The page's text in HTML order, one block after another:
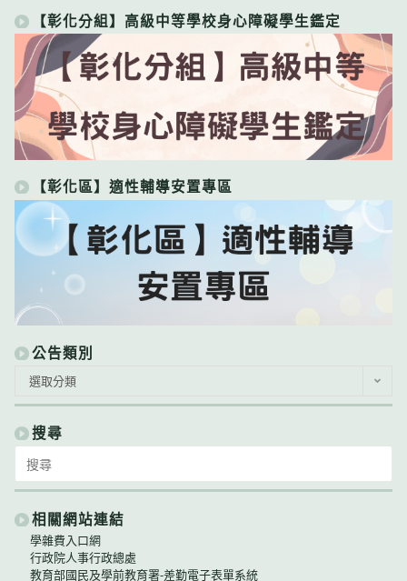
【彰化分組】高級中等學校身心障礙學生鑑定
【彰化區】適性輔導安置專區
公告類別
類
別
選取分類
搜尋
for:
相關網站連結
學雜費入口網
行政院人事行政總處
教育部國民及學前教育署-差勤電子表單系統